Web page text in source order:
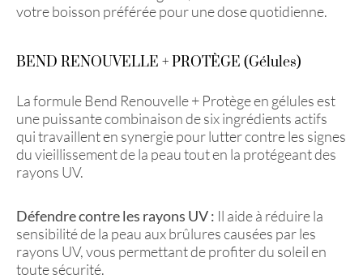
votre boisson préférée pour une dose quotidienne.
BEND RENOUVELLE + PROTÈGE (Gélules)
La formule Bend Renouvelle + Protège en gélules est
une puissante combinaison de six ingrédients actifs
qui travaillent en synergie pour lutter contre les signes
du vieillissement de la peau tout en la protégeant des
rayons UV.
Défendre contre les rayons UV : Il aide à réduire la
sensibilité de la peau aux brûlures causées par les
rayons UV, vous permettant de profiter du soleil en
toute sécurité.